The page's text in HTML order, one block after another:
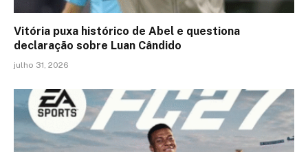
Vitória puxa histórico de Abel e questiona
declaração sobre Luan Cândido
julho 31, 2026